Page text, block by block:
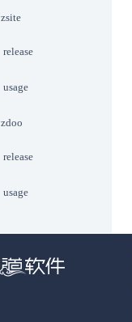
zsite
release
usage
zdoo
release
usage